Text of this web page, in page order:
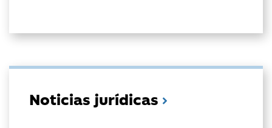
Noticias jurídicas